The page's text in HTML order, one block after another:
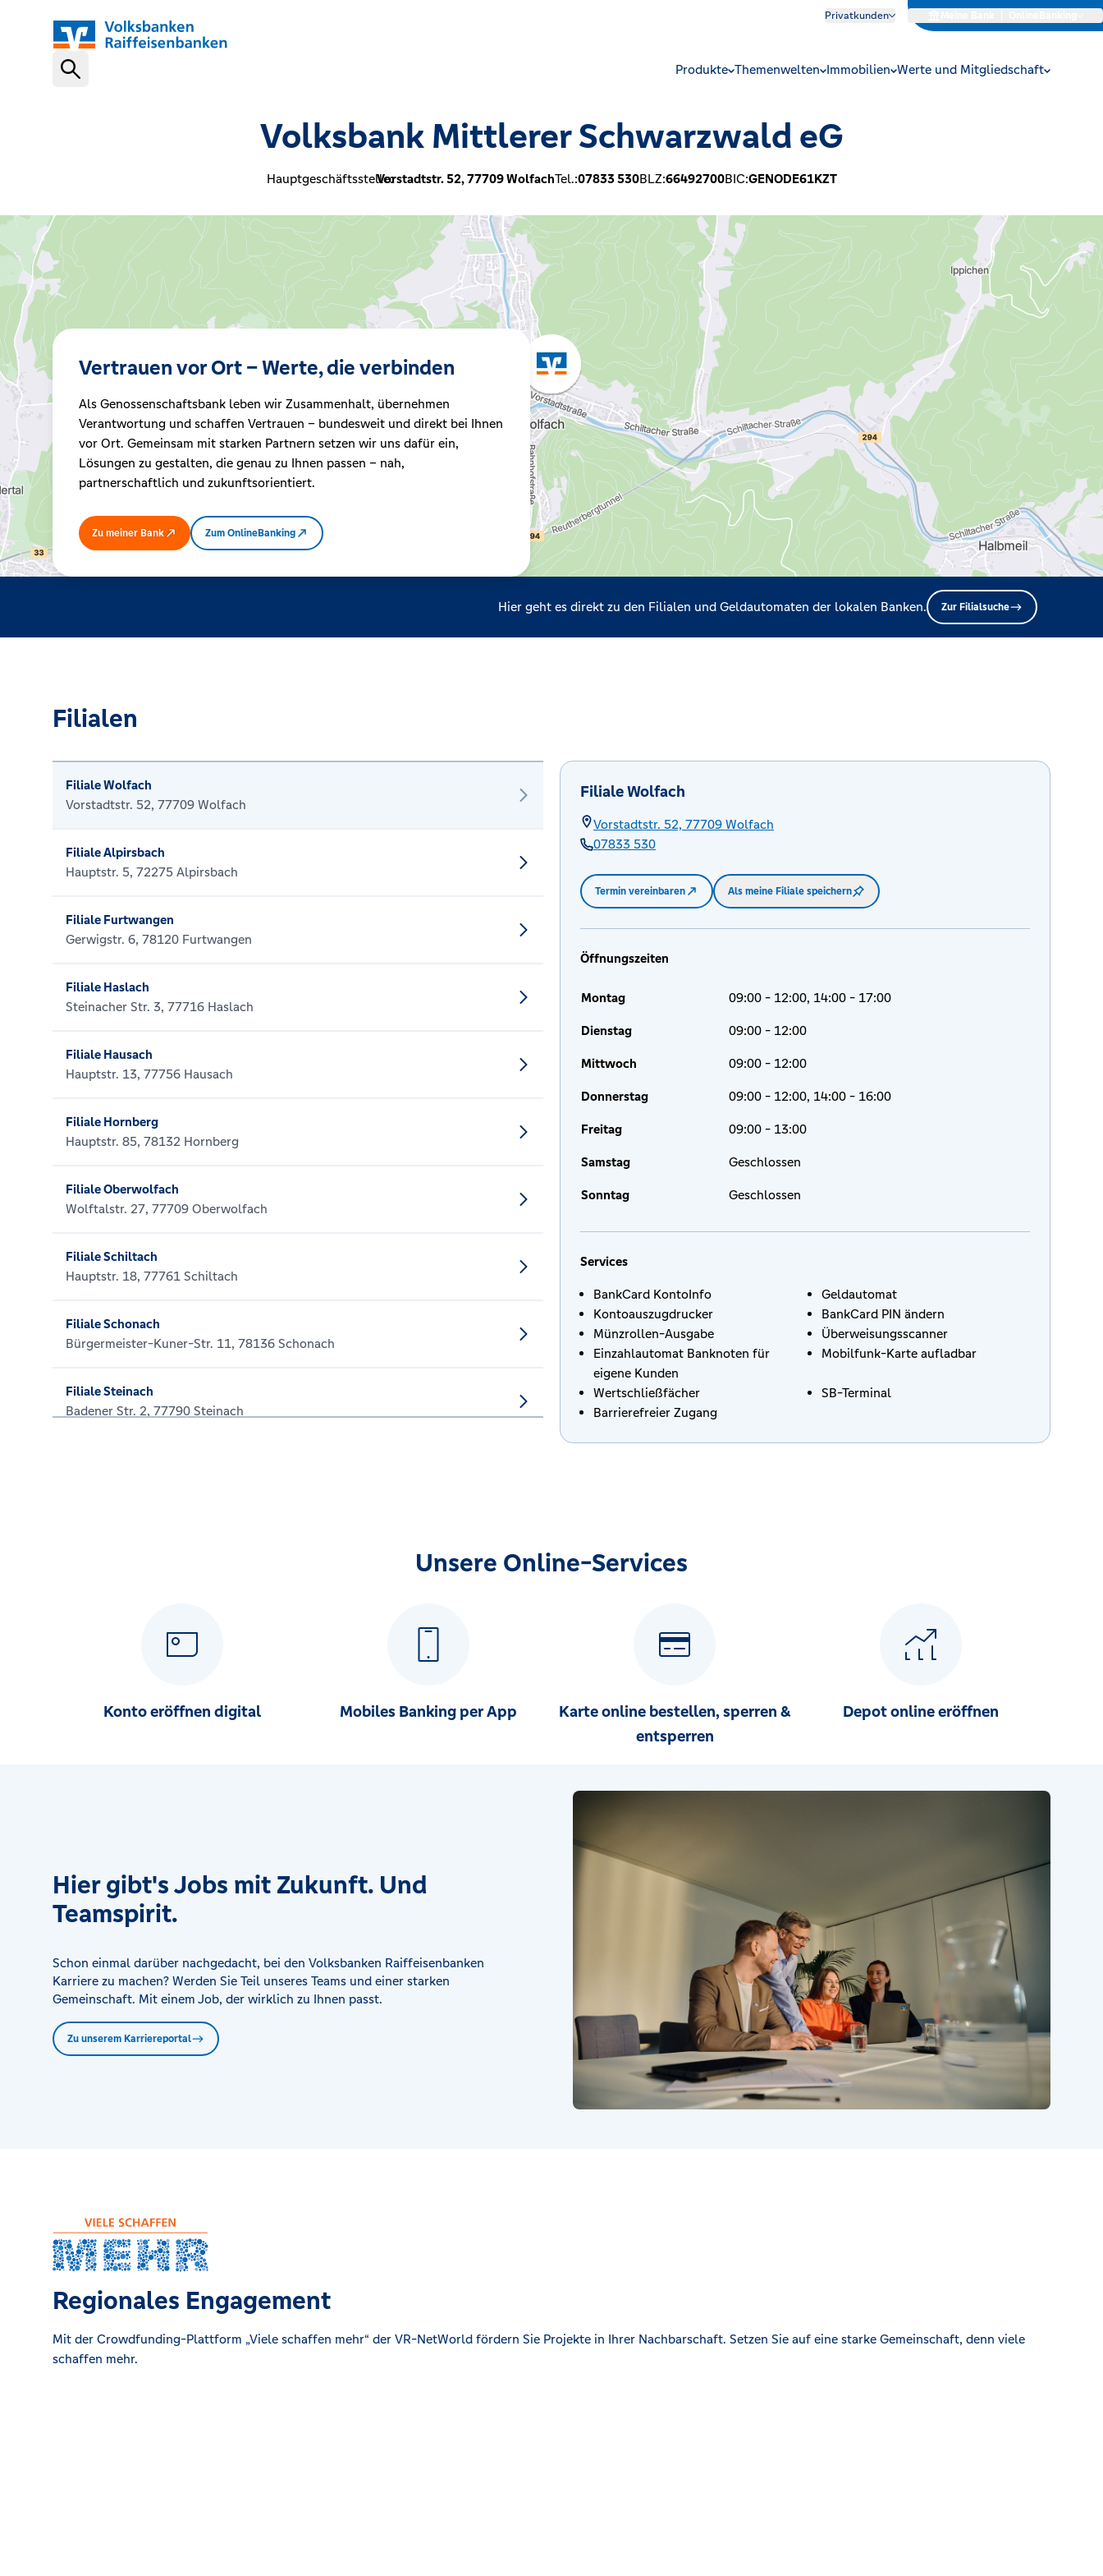
Privatkunden
VR Banking App
Kreditrechner
Immobilien
Produkte Themenwelten Immobilien Werte und Mitgliedschaft
Volksbank Mittlerer Schwarzwald eG
Hauptgeschäftsstelle:Vorstadtstr. 52,77709WolfachTel.:07833 530BLZ:66492700BIC:GENODE61KZT
Vertrauen vor Ort – Werte, die verbinden
Als Genossenschaftsbank leben wir Zusammenhalt, übernehmen
Verantwortung und schaffen Vertrauen – bundesweit und direkt bei Ihnen
vor Ort. Gemeinsam mit starken Partnern setzen wir uns dafür ein,
Lösungen zu gestalten, die genau zu Ihnen passen – nah,
partnerschaftlich und zukunftsorientiert.
Zu meiner Bank Zum OnlineBanking
Hier geht es direkt zu den Filialen und Geldautomaten der lokalen Banken. Zur Filialsuche
Filialen
Filiale Wolfach
Vorstadtstr. 52, 77709 Wolfach
Filiale Alpirsbach
Hauptstr. 5, 72275 Alpirsbach
Filiale Furtwangen
Gerwigstr. 6, 78120 Furtwangen
Filiale Haslach
Steinacher Str. 3, 77716 Haslach
Filiale Hausach
Hauptstr. 13, 77756 Hausach
Filiale Hornberg
Hauptstr. 85, 78132 Hornberg
Filiale Oberwolfach
Wolftalstr. 27, 77709 Oberwolfach
Filiale Schiltach
Hauptstr. 18, 77761 Schiltach
Filiale Schonach
Bürgermeister-Kuner-Str. 11, 78136 Schonach
Filiale Steinach
Badener Str. 2, 77790 Steinach
SB-Stelle Rötenberg
Vorstadtstr., 77709 Wolfach
Filiale Wolfach
Vorstadtstr. 52, 77709 Wolfach
07833 530
Termin vereinbaren Als meine Filiale speichern
Öffnungszeiten
Montag 09:00 - 12:00, 14:00 - 17:00
Dienstag 09:00 - 12:00
Mittwoch 09:00 - 12:00
Donnerstag 09:00 - 12:00, 14:00 - 16:00
Freitag 09:00 - 13:00
Samstag Geschlossen
Sonntag Geschlossen
Services
BankCard KontoInfo
Geldautomat
Kontoauszugdrucker
BankCard PIN ändern
Münzrollen-Ausgabe
Überweisungsscanner
Einzahlautomat Banknoten für
eigene Kunden
Mobilfunk-Karte aufladbar
Wertschließfächer
SB-Terminal
Barrierefreier Zugang
Unsere Online-Services
Konto eröffnen digital Mobiles Banking per App
Karte online bestellen, sperren &
entsperren
Depot online eröffnen
Hier gibt's Jobs mit Zukunft. Und
Teamspirit.
Schon einmal darüber nachgedacht, bei den Volksbanken Raiffeisenbanken
Karriere zu machen? Werden Sie Teil unseres Teams und einer starken
Gemeinschaft. Mit einem Job, der wirklich zu Ihnen passt.
Zu unserem Karriereportal
Regionales Engagement
Mit der Crowdfunding-Plattform „Viele schaffen mehr“ der VR-NetWorld fördern Sie Projekte in Ihrer Nachbarschaft. Setzen Sie auf eine starke Gemeinschaft, denn viele
schaffen mehr.